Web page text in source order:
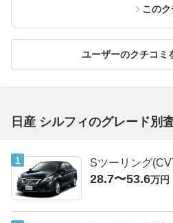
この
ユーザーのクチコミ
日産 シルフィのグレード別
Sツーリング
28.7〜53.6万円